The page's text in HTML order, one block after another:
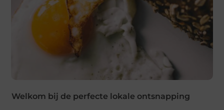
Welkom bij de perfecte lokale ontsnapping